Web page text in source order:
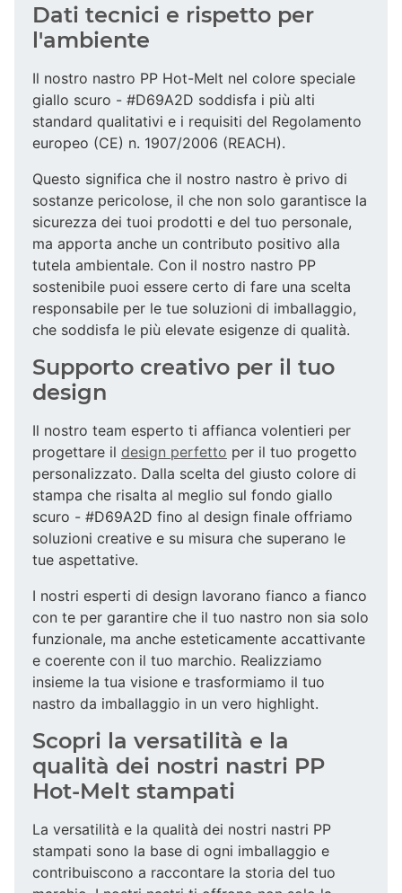
Dati tecnici e rispetto per
l'ambiente
Il nostro nastro PP Hot-Melt nel colore speciale
giallo scuro - #D69A2D soddisfa i più alti
standard qualitativi e i requisiti del Regolamento
europeo (CE) n. 1907/2006 (REACH).
Questo significa che il nostro nastro è privo di
sostanze pericolose, il che non solo garantisce la
sicurezza dei tuoi prodotti e del tuo personale,
ma apporta anche un contributo positivo alla
tutela ambientale. Con il nostro nastro PP
sostenibile puoi essere certo di fare una scelta
responsabile per le tue soluzioni di imballaggio,
che soddisfa le più elevate esigenze di qualità.
Supporto creativo per il tuo
design
Il nostro team esperto ti affianca volentieri per
progettare il design perfetto per il tuo progetto
personalizzato. Dalla scelta del giusto colore di
stampa che risalta al meglio sul fondo giallo
scuro - #D69A2D fino al design finale offriamo
soluzioni creative e su misura che superano le
tue aspettative.
I nostri esperti di design lavorano fianco a fianco
con te per garantire che il tuo nastro non sia solo
funzionale, ma anche esteticamente accattivante
e coerente con il tuo marchio. Realizziamo
insieme la tua visione e trasformiamo il tuo
nastro da imballaggio in un vero highlight.
Scopri la versatilità e la
qualità dei nostri nastri PP
Hot-Melt stampati
La versatilità e la qualità dei nostri nastri PP
stampati sono la base di ogni imballaggio e
contribuiscono a raccontare la storia del tuo